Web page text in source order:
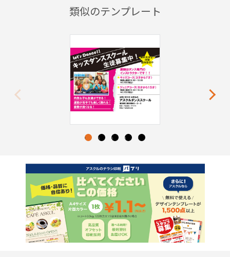
類似のテンプレート
Next
1 2 3 4 5